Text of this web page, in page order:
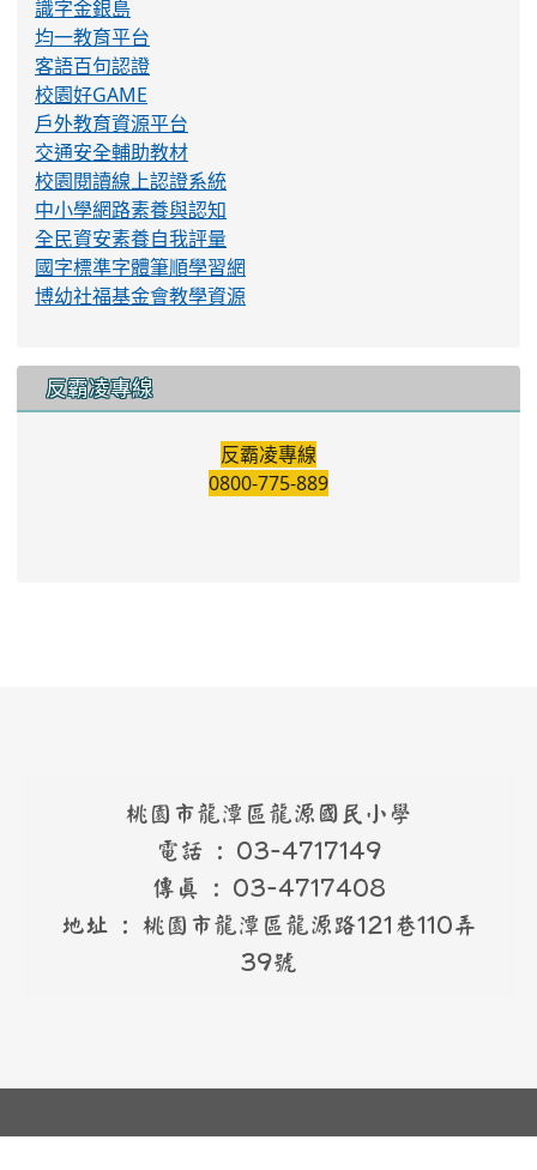
識字金銀島
均一教育平台
客語百句認證
校園好GAME
戶外教育資源平台
交通安全輔助教材
校園閱讀線上認證系統
中小學網路素養與認知
全民資安素養自我評量
國字標準字體筆順學習網
博幼社福基金會教學資源
反霸凌專線
反霸凌專線
0800-775-889
桃園市龍潭區龍源國民小學
電話 : 03-4717149
傳真 : 03-4717408
地址 : 桃園市龍潭區龍源路121巷110弄
39號